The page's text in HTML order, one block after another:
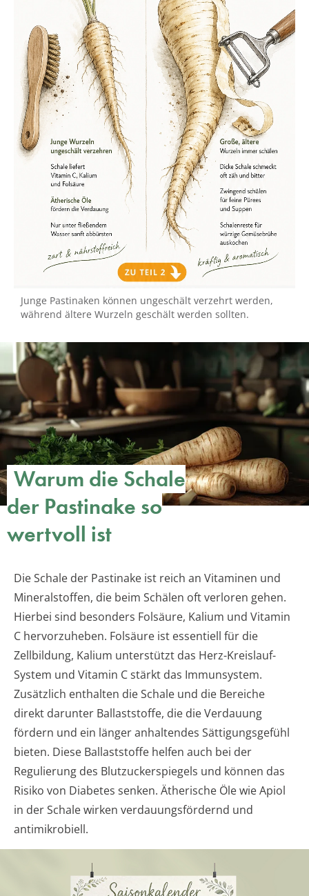
Junge Pastinaken können ungeschält verzehrt werden,
während ältere Wurzeln geschält werden sollten.
Warum die Schale
der Pastinake so
wertvoll ist
Die Schale der Pastinake ist reich an Vitaminen und
Mineralstoffen, die beim Schälen oft verloren gehen.
Hierbei sind besonders Folsäure, Kalium und Vitamin
C hervorzuheben. Folsäure ist essentiell für die
Zellbildung, Kalium unterstützt das Herz-Kreislauf-
System und Vitamin C stärkt das Immunsystem.
Zusätzlich enthalten die Schale und die Bereiche
direkt darunter Ballaststoffe, die die Verdauung
fördern und ein länger anhaltendes Sättigungsgefühl
bieten. Diese Ballaststoffe helfen auch bei der
Regulierung des Blutzuckerspiegels und können das
Risiko von Diabetes senken. Ätherische Öle wie Apiol
in der Schale wirken verdauungsfördernd und
antimikrobiell.